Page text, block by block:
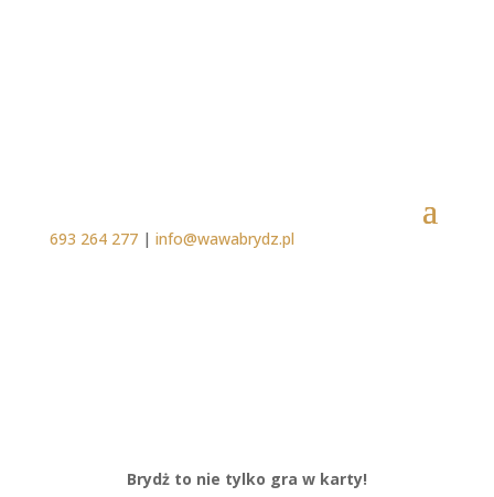
693 264 277| info@wawabrydz.pl
Brydż to nie tylko gra w karty!